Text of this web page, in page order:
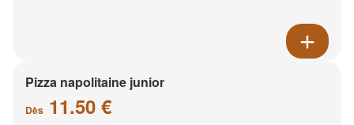
Pizza napolitaine junior
Dès 11.50 €